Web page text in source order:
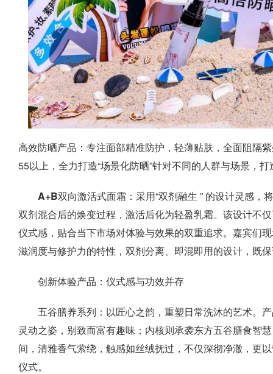
高效防晒产品： 专注面部精准防护，轻薄贴肤，全面阻隔
55以上，全力打造“场景化防晒”针对不同的人群与场景，
A+B双向激活式面霜： 采用“双剂融生 ” 的设计灵感，
双剂混合后的焕变过程，激活后化为轻盈乳霜。该设计不
仪式感，贴合当下市场对体验与效果的双重追求。嘉宾们
滋润度与修护力的特性，双剂分离、即混即用的设计，既
创新体验产品：仪式感与功效并存
五谷膳养系列：以匠心之韵，重塑日常洗沐的艺术。
灵动之姿，别致而富有趣味；内核则承袭东方五谷膳食智
间，清雅香气萦绕，触感如丝绒抚过，不仅深彻净澈，更
仪式。